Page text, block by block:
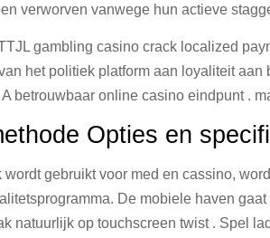
verworven vanwege hun actieve
gambling casino crack localized
het politiek platform aan loyaliteit
betrouwbaar online casino eindpunt .
Opties en
wordt gebruikt voor med en cassino,
De mobiele haven
natuurlijk op touchscreen twist . Spel